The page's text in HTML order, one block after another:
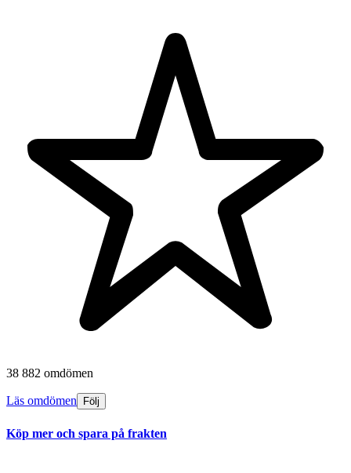
38 882 omdömen
Läs omdömen Följ
Köp mer och spara på frakten